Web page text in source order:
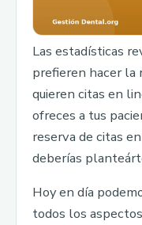
Las estadísticas
prefieren hacer la
quieren citas en
ofreces a tus
reserva de citas
deberías
Hoy en día
todos los